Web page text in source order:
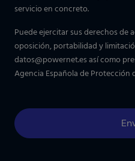
servicio en concreto.
Puede ejercitar sus derechos de
oposición, portabilidad y
datos@powernet.esasí como
Agencia Española de Protección